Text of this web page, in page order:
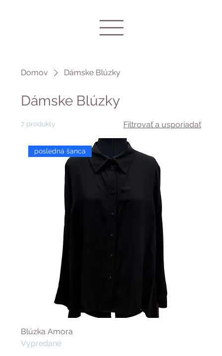
Domov Dámske Blúzky
Dámske Blúzky
7 produkty Filtrovať a usporiadať
posledná šanca
Blúzka Amora
Vypredané